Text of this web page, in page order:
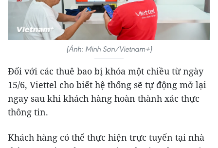
(Ảnh: Minh Sơn/Vietnam+)
Đối với các thuê bao bị khóa một chiều từ ngày
15/6, Viettel cho biết hệ thống sẽ tự động mở lại
ngay sau khi khách hàng hoàn thành xác thực
thông tin.
Khách hàng có thể thực hiện trực tuyến tại nhà